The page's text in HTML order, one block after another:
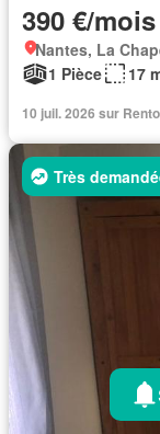
390 €/mois
Nantes, La
1 Pièce
17
10 juil. 2026 sur
Très